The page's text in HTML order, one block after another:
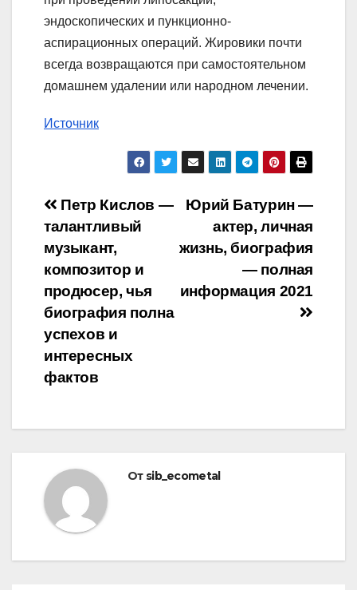
эндоскопических и пункционно-
аспирационных операций. Жировики почти
всегда возвращаются при самостоятельном
домашнем удалении или народном лечении.
Источник
Навигация
по
записям
Юрий Батурин —
актер, личная
жизнь, биография
— полная
информация 2021
Петр Кислов —
талантливый
музыкант,
композитор и
продюсер, чья
биография полна
успехов и
интересных
фактов
От sib_ecometal